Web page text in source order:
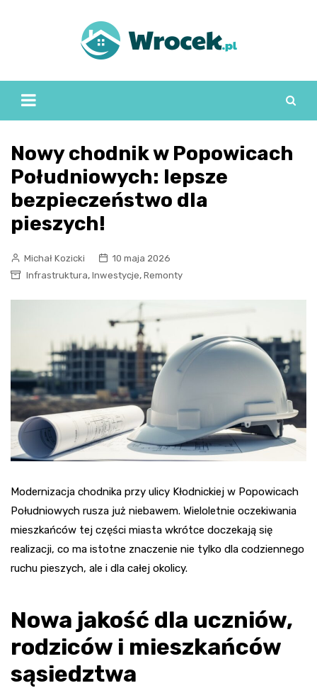
Nowy chodnik w Popowicach
Południowych: lepsze
bezpieczeństwo dla
pieszych!
Michał Kozicki
10 maja 2026
Infrastruktura, Inwestycje, Remonty
Modernizacja chodnika przy ulicy Kłodnickiej w Popowicach
Południowych rusza już niebawem. Wieloletnie oczekiwania
mieszkańców tej części miasta wkrótce doczekają się
realizacji, co ma istotne znaczenie nie tylko dla codziennego
ruchu pieszych, ale i dla całej okolicy.
Nowa jakość dla uczniów,
rodziców i mieszkańców
sąsiedztwa